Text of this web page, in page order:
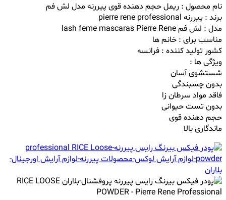
نام محصول : ریمل حجم دهنده قوی پیررنه مدل لش فم
برند : پیررنه pierre rene professional
مدل : لش فم lash feme mascaras Pierre Rene
مناسب برای : خانم ها
کشور تولید کننده : فرانسه
ویژگی ها :
شستشوی آسان
بدون چسبندگی
فاقد مواد سرطان زا
بدون تست حیوانی
حجم دهنده قوی
ماندگاری بالا